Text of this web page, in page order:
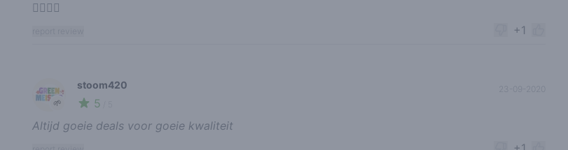
👍🏼👍🏼
+1
🌱
stoom420
5
23-09-2020
Altijd goeie deals voor goeie kwaliteit